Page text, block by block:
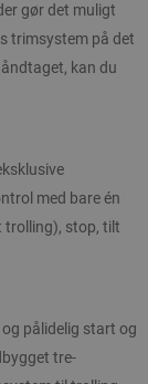
gør det muligt
trimsystem på det
kan du
med bare én
trolling), stop, tilt
pålidelig start og
tre-